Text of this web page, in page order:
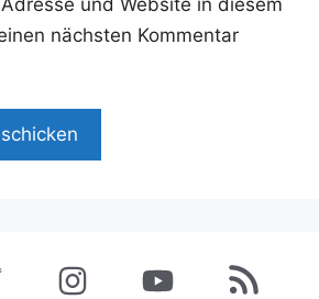
nächsten Kommentar